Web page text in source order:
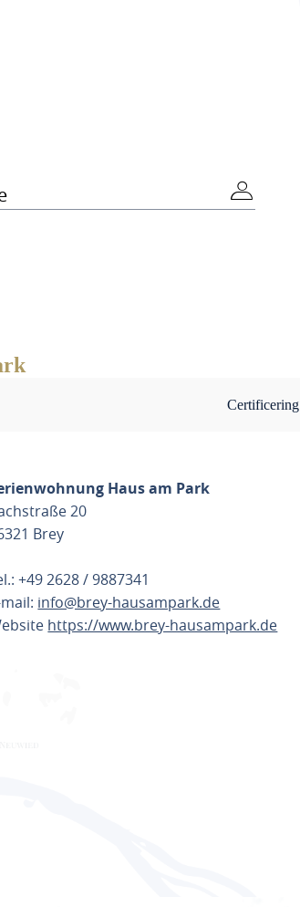
Certificering
Haus am Park
20
Brey
+49 2628 / 9887341
info@brey-hausampark.de
https://www.brey-hausampark.de